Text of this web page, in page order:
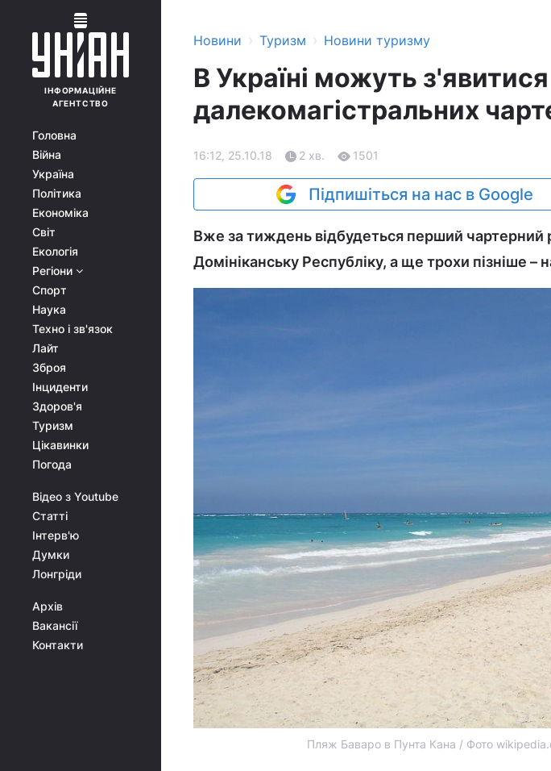
ІНФОРМАЦІЙНЕ
АГЕНТСТВО
Головна
Війна
Україна
Політика
Економіка
Світ
Екологія
Регіони
Спорт
Наука
Техно і зв'язок
Лайт
Зброя
Інциденти
Здоров'я
Туризм
Цікавинки
Погода
Відео з Youtube
Статті
Інтерв'ю
Думки
Лонгріди
Архів
Вакансії
Контакти
Новини › Туризм › Новини туризму
В Україні можуть
далекомагістральних
16:12, 25.10.18 2 хв. 1501
Підпишіться на нас в Google
Вже за тиждень відбудеться перший чартерний
Домініканську Республіку, а ще трохи пізніше –
Пляж Баваро в Пунта Кана / Фото